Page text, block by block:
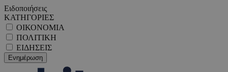
Ειδοποιήσεις
ΚΑΤΗΓΟΡΙΕΣ
ΟΙΚΟΝΟΜΙΑ
ΠΟΛΙΤΙΚΗ
ΕΙΔΗΣΕΙΣ